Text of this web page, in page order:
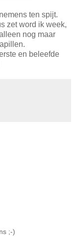
ten spijt.
zet word ik week,
nog maar
en beleefde
;-)